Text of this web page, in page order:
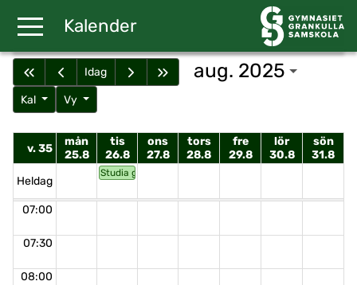
Kalender
Idag aug. 2025
Kal Vy
v. 35
mån
25.8
tis
26.8
ons
27.8
tors
28.8
fre
29.8
lör
30.8
sön
31.8
Heldag
Studia generalia
07:00
07:30
08:00